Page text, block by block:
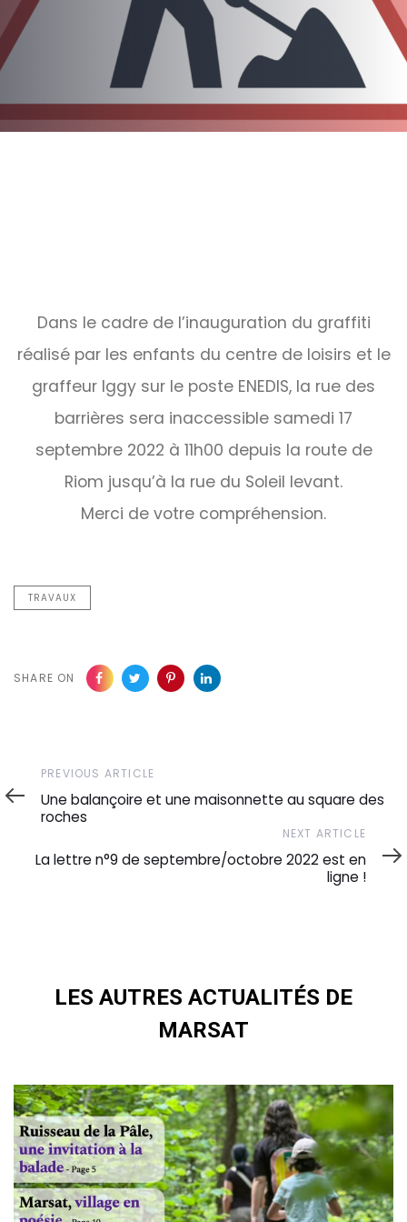
Dans le cadre de l’inauguration du graffiti
réalisé par les enfants du centre de loisirs et le
graffeur Iggy sur le poste ENEDIS, la rue des
barrières sera inaccessible samedi 17
septembre 2022 à 11h00 depuis la route de
Riom jusqu’à la rue du Soleil levant.
Merci de votre compréhension.
TRAVAUX
SHARE ON
Previous
Article
PREVIOUS ARTICLE
Une balançoire et une maisonnette au square des
roches
Article
NEXT ARTICLE
La lettre n°9 de septembre/octobre 2022 est en
ligne !
LES AUTRES ACTUALITÉS DE
MARSAT